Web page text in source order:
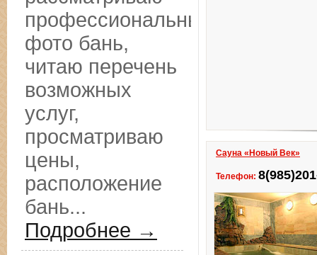
Сауна «Новый Век»
Телефон:
профессиональные
фото бань,
читаю перечень
возможных
услуг,
просматриваю
цены,
расположение
бань...
Подробнее →